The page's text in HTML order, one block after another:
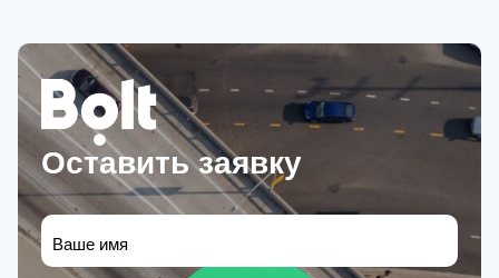
Оставить заявку
Ваше имя